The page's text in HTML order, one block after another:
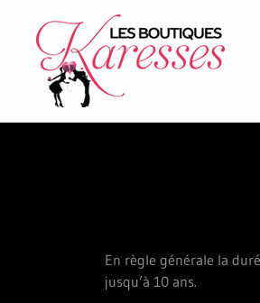
En règle générale la
jusqu’à 10 ans.